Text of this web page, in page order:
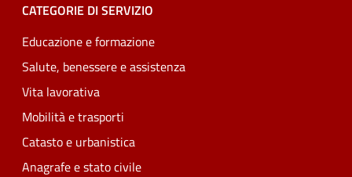
CATEGORIE DI SERVIZIO
Educazione e formazione
Salute, benessere e assistenza
Vita lavorativa
Mobilità e trasporti
Catasto e urbanistica
Anagrafe e stato civile